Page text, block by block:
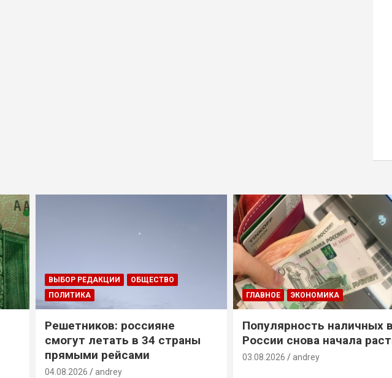
ВЫБОР РЕДАКЦИИ
ОБЩЕСТВО
ПОЛИТИКА
Решетников: россияне
смогут летать в 34 страны
прямыми рейсами
04.08.2026 andrey
ГЛАВНОЕ ЭКОНОМИКА
Популярность наличных в
России снова начала
03.08.2026 andrey